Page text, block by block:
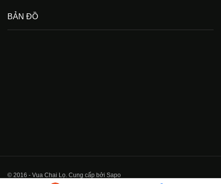
BẢN ĐỒ
© 2016 - Vua Chai Lọ. Cung cấp bởi Sapo